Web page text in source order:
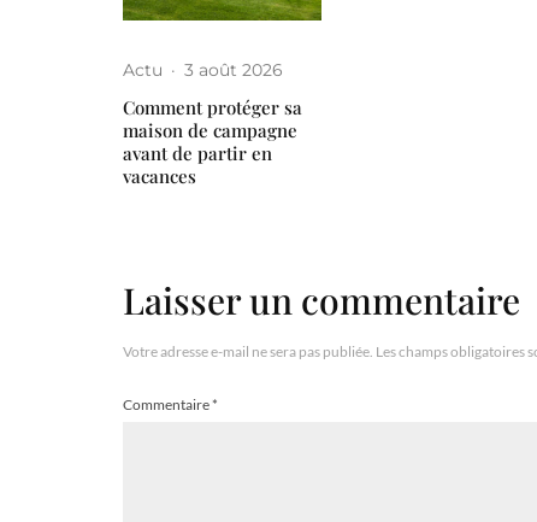
Actu · 3 août 2026
Comment protéger sa
maison de campagne
avant de partir en
vacances
Laisser un commentaire
Votre adresse e-mail ne sera pas publiée. Les champs obligatoires
Commentaire*